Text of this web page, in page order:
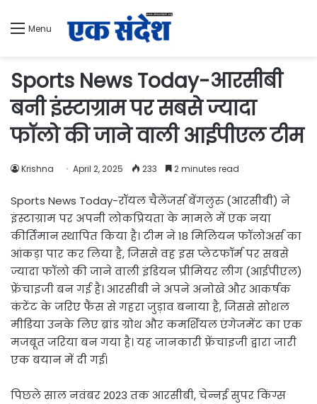
Menu
Sports News Today-आरसीबी
बनी इंस्टाग्राम पर सबसे ज्यादा
फॉलो की जाने वाली आईपीएल टीम
Krishna April 2, 2025 233 2 minutes read
Sports News Today-रॉयल चैलेंजर्स बेंगलुरु (आरसीबी) ने
इंस्टाग्राम पर अपनी लोकप्रियता के मामले में एक नया
कीर्तिमान स्थापित किया है। टीम ने 18 मिलियन फॉलोअर्स का
आंकड़ा पार कर लिया है, जिससे वह इस प्लेटफॉर्म पर सबसे
ज्यादा फॉलो की जाने वाली इंडियन प्रीमियर लीग (आईपीएल)
फ्रेंचाइजी बन गई है। आरसीबी ने अपने अनोखे और आकर्षक
कंटेंट के जरिए फैंस से गहरा जुड़ाव बनाया है, जिससे सोशल
मीडिया उनके लिए ब्रांड ग्रोथ और कमर्शियल एंगेजमेंट का एक
मजबूत जरिया बन गया है। यह जानकारी फ्रेंचाइजी द्वारा जारी
एक बयान में दी गई।
पिछले साल नवंबर 2023 तक आरसीबी, चेन्नई सुपर किंग्स